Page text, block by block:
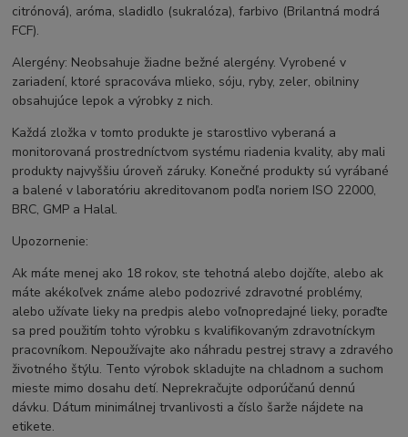
citrónová), aróma, sladidlo (sukralóza), farbivo (Brilantná modrá
FCF).
Alergény: Neobsahuje žiadne bežné alergény. Vyrobené v
zariadení, ktoré spracováva mlieko, sóju, ryby, zeler, obilniny
obsahujúce lepok a výrobky z nich.
Každá zložka v tomto produkte je starostlivo vyberaná a
monitorovaná prostredníctvom systému riadenia kvality, aby mali
produkty najvyššiu úroveň záruky. Konečné produkty sú vyrábané
a balené v laboratóriu akreditovanom podľa noriem ISO 22000,
BRC, GMP a Halal.
Upozornenie:
Ak máte menej ako 18 rokov, ste tehotná alebo dojčíte, alebo ak
máte akékoľvek známe alebo podozrivé zdravotné problémy,
alebo užívate lieky na predpis alebo voľnopredajné lieky, poraďte
sa pred použitím tohto výrobku s kvalifikovaným zdravotníckym
pracovníkom. Nepoužívajte ako náhradu pestrej stravy a zdravého
životného štýlu. Tento výrobok skladujte na chladnom a suchom
mieste mimo dosahu detí. Neprekračujte odporúčanú dennú
dávku. Dátum minimálnej trvanlivosti a číslo šarže nájdete na
etikete.